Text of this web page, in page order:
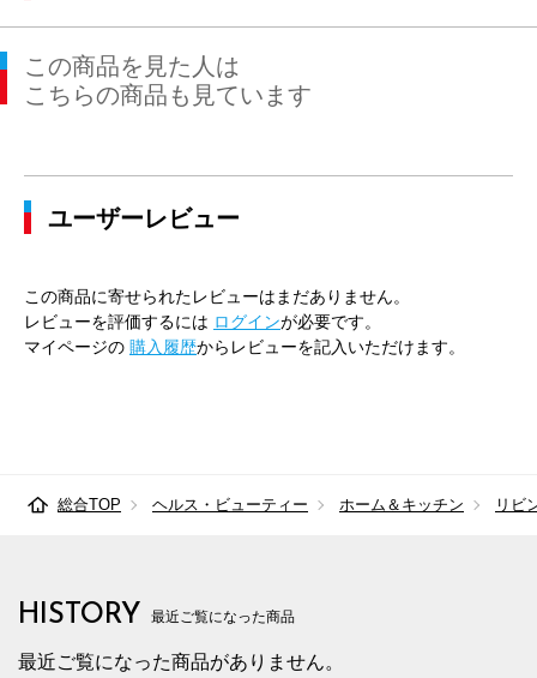
この商品を見た人は
こちらの商品も見ています
ユーザーレビュー
この商品に寄せられたレビューはまだありません。
レビューを評価するには ログインが必要です。
マイページの 購入履歴からレビューを記入いただけます。
総合TOP ヘルス・ビューティー ホーム＆キッチン リビ
HISTORY 最近ご覧になった商品
最近ご覧になった商品がありません。